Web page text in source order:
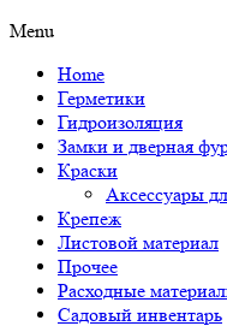
Menu
Home
Герметики
Гидроизоляция
Замки и дверная
Краски
Аксессуары
Крепеж
Листовой материал
Прочее
Расходные
Садовый инвентарь